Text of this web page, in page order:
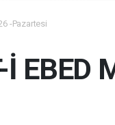
-Pazartesi
İ EBED